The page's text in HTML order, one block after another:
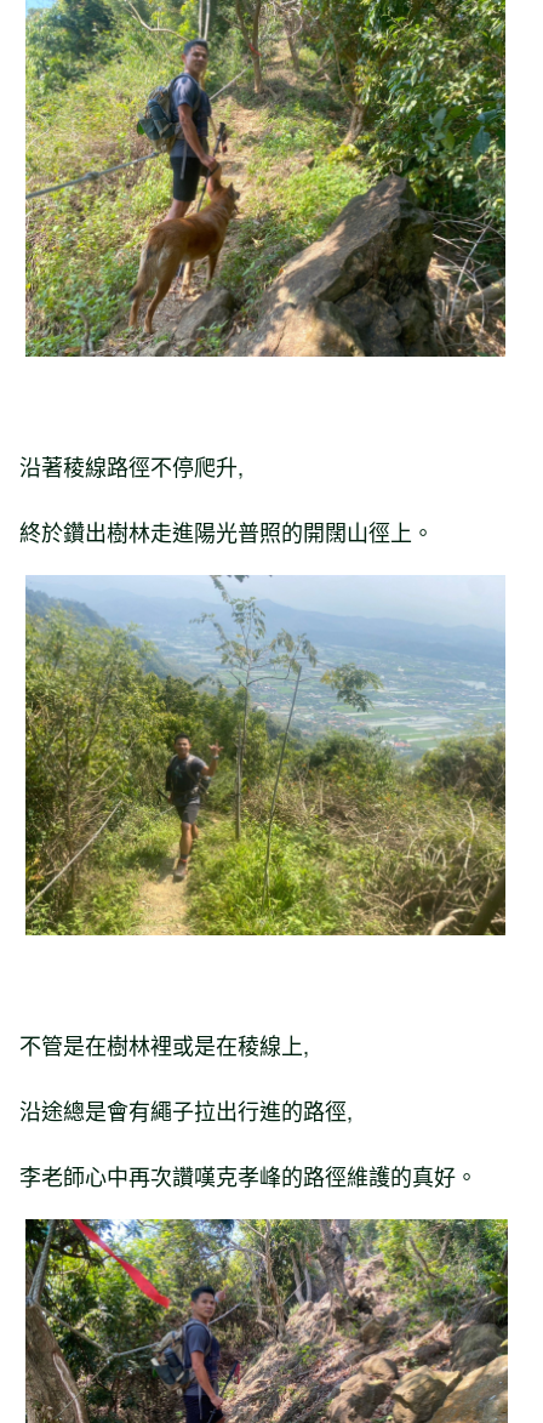
沿著稜線路徑不停爬升,
終於鑽出樹林走進陽光普照的開闊山徑上。
不管是在樹林裡或是在稜線上,
沿途總是會有繩子拉出行進的路徑,
李老師心中再次讚嘆克孝峰的路徑維護的真好。